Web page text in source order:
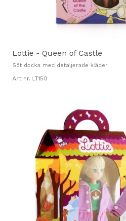
Lottie - Queen of Castle
Söt docka med detaljerade kläder
Art nr. LT150